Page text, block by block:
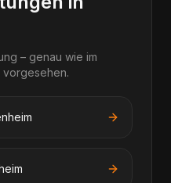
– genau wie im
vorgesehen.